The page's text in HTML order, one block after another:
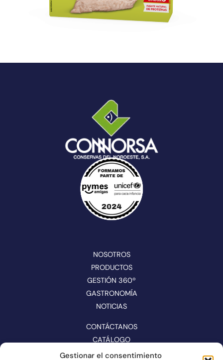
Gestionar el consentimiento
NOSOTROS
PRODUCTOS
GESTIÓN 360º
GASTRONOMÍA
NOTICIAS
CONTÁCTANOS
CATÁLOGO